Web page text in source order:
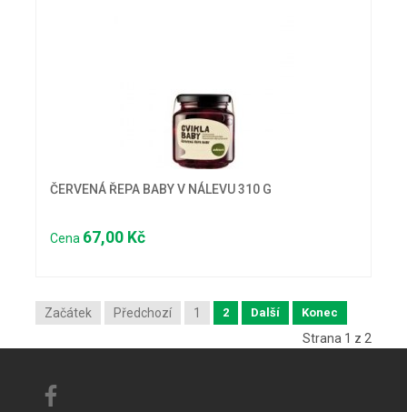
ČERVENÁ ŘEPA BABY V NÁLEVU 310 G
Cena 67,00 Kč
Začátek Předchozí 1 2 Další Konec
Strana 1 z 2